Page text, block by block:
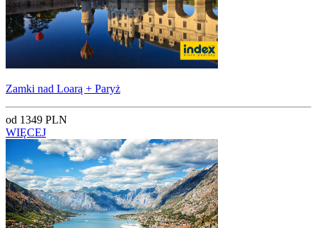
Zamki nad Loarą + Paryż
od 1349 PLN
WIĘCEJ